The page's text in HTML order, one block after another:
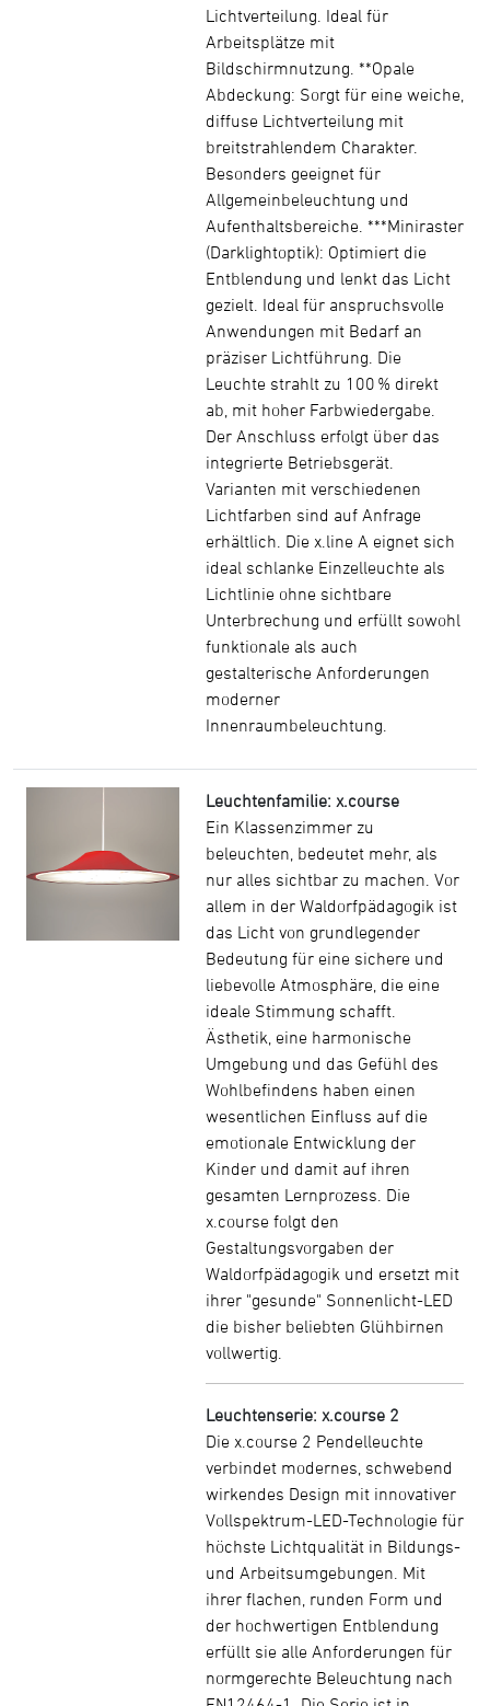
Lichtverteilung. Ideal für
Arbeitsplätze mit
Bildschirmnutzung. **Opale
Abdeckung: Sorgt für eine weiche,
diffuse Lichtverteilung mit
breitstrahlendem Charakter.
Besonders geeignet für
Allgemeinbeleuchtung und
Aufenthaltsbereiche. ***Miniraster
(Darklightoptik): Optimiert die
Entblendung und lenkt das Licht
gezielt. Ideal für anspruchsvolle
Anwendungen mit Bedarf an
präziser Lichtführung. Die
Leuchte strahlt zu 100 % direkt
ab, mit hoher Farbwiedergabe.
Der Anschluss erfolgt über das
integrierte Betriebsgerät.
Varianten mit verschiedenen
Lichtfarben sind auf Anfrage
erhältlich. Die x.line A eignet sich
ideal schlanke Einzelleuchte als
Lichtlinie ohne sichtbare
Unterbrechung und erfüllt sowohl
funktionale als auch
gestalterische Anforderungen
moderner
Innenraumbeleuchtung.
Leuchtenfamilie: x.course
Ein Klassenzimmer zu
beleuchten, bedeutet mehr, als
nur alles sichtbar zu machen. Vor
allem in der Waldorfpädagogik ist
das Licht von grundlegender
Bedeutung für eine sichere und
liebevolle Atmosphäre, die eine
ideale Stimmung schafft.
Ästhetik, eine harmonische
Umgebung und das Gefühl des
Wohlbefindens haben einen
wesentlichen Einfluss auf die
emotionale Entwicklung der
Kinder und damit auf ihren
gesamten Lernprozess. Die
x.course folgt den
Gestaltungsvorgaben der
Waldorfpädagogik und ersetzt mit
ihrer "gesunde" Sonnenlicht-LED
die bisher beliebten Glühbirnen
vollwertig.
Leuchtenserie: x.course 2
Die x.course 2 Pendelleuchte
verbindet modernes, schwebend
wirkendes Design mit innovativer
Vollspektrum-LED-Technologie für
höchste Lichtqualität in Bildungs-
und Arbeitsumgebungen. Mit
ihrer flachen, runden Form und
der hochwertigen Entblendung
erfüllt sie alle Anforderungen für
normgerechte Beleuchtung nach